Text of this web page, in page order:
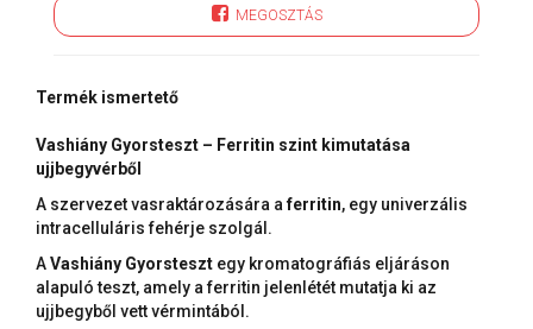
MEGOSZTÁS
Termék ismertető
Vashiány Gyorsteszt – Ferritin szint kimutatása
ujjbegyvérből
A szervezet vasraktározására aferritin, egy univerzális
intracelluláris fehérje szolgál.
AVashiány Gyorsteszt egy kromatográfiás eljáráson
alapuló teszt, amely a ferritin jelenlétét mutatja ki az
ujjbegyből vett vérmintából.